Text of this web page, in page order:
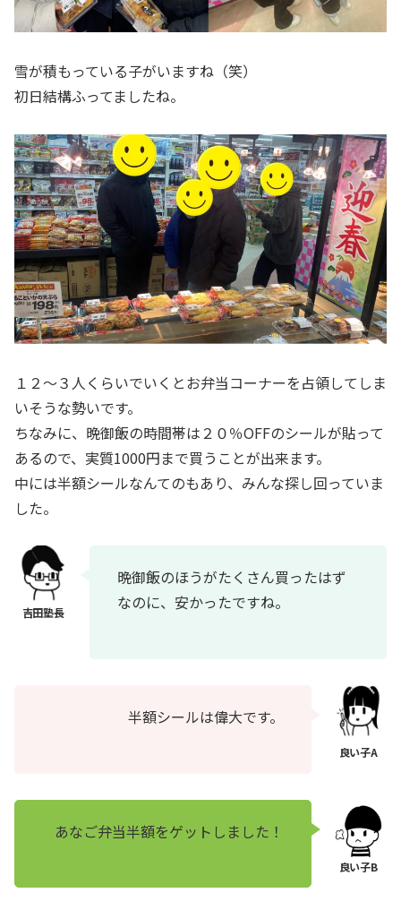
雪が積もっている子がいますね（笑）
初日結構ふってましたね。
１２～３人くらいでいくとお弁当コーナーを占領してしま
いそうな勢いです。
ちなみに、晩御飯の時間帯は２０％OFFのシールが貼って
あるので、実質1000円まで買うことが出来ます。
中には半額シールなんてのもあり、みんな探し回っていま
した。
晩御飯のほうがたくさん買ったはず
なのに、安かったですね。
半額シールは偉大です。
あなご弁当半額をゲットしました！